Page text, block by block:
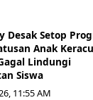
Desak Setop
Anak
Lindungi
Siswa
11:55 AM